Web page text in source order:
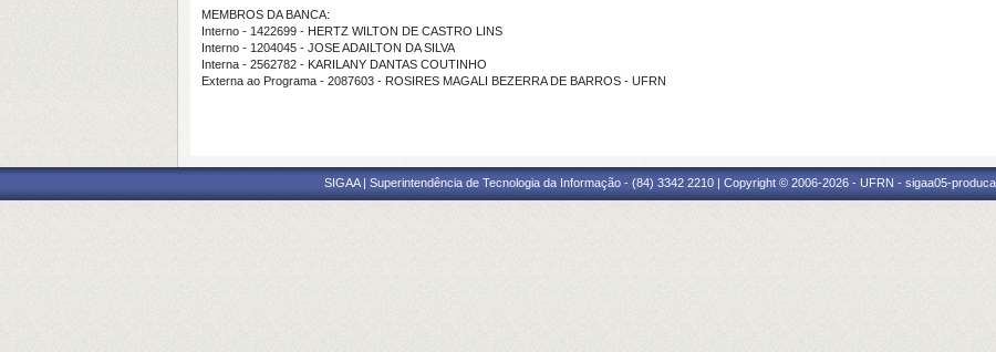
MEMBROS DA BANCA:
Interno - 1422699 - HERTZ WILTON DE CASTRO LINS
Interno - 1204045 - JOSE ADAILTON DA SILVA
Interna - 2562782 - KARILANY DANTAS COUTINHO
Externa ao Programa - 2087603 - ROSIRES MAGALI BEZERRA DE BARROS - UFRN
SIGAA | Superintendência de Tecnologia da Informação - (84) 3342 2210 | Copyright © 2006-2026 - UFRN - sigaa05-